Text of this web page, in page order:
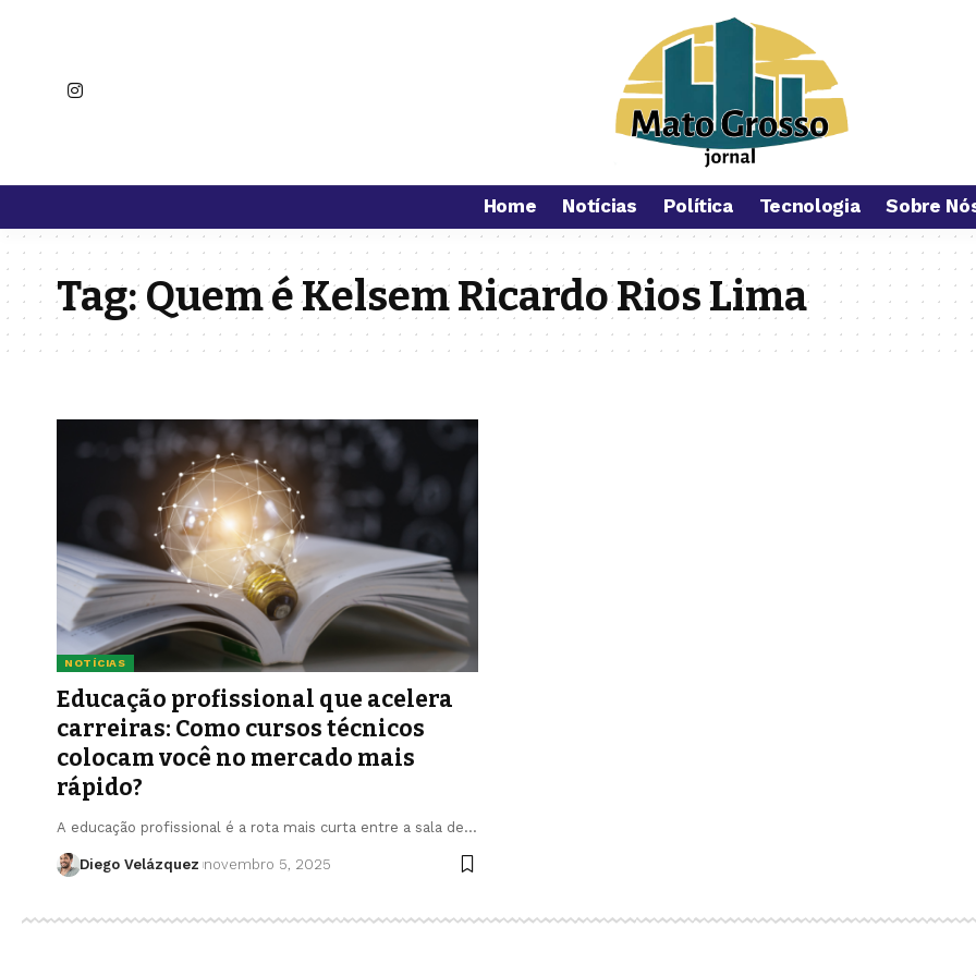
Home Notícias Política Tecnologia Sobre
Tag:Quem é Kelsem Ricardo Rios Lima
NOTÍCIAS
Educação profissional que acelera
carreiras: Como cursos técnicos
colocam você no mercado mais
rápido?
A educação profissional é a rota mais curta entre a sala de…
Diego Velázquez novembro 5, 2025